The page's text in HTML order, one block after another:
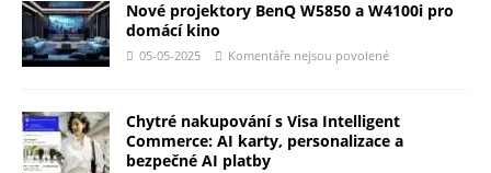
Nové projektory BenQ W5850 a W4100i pro
domácí kino
05-05-2025 Komentáře nejsou povolené
Chytré nakupování s Visa Intelligent
Commerce: AI karty, personalizace a
bezpečné AI platby